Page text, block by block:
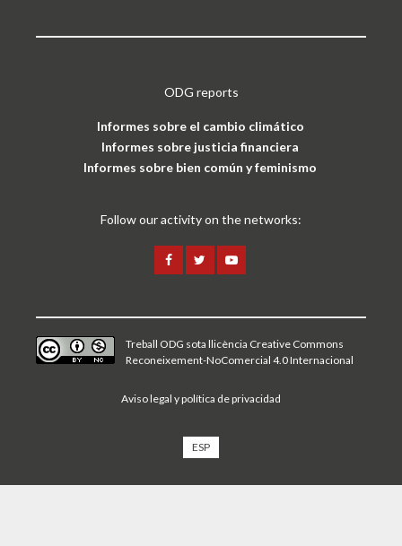
ODG reports
Informes sobre el cambio climático
Informes sobre justicia financiera
Informes sobre bien común y feminismo
Follow our activity on the networks:
Treball ODG sota llicència Creative Commons
Reconeixement-NoComercial 4.0 Internacional
Aviso legal y política de privacidad
ESP